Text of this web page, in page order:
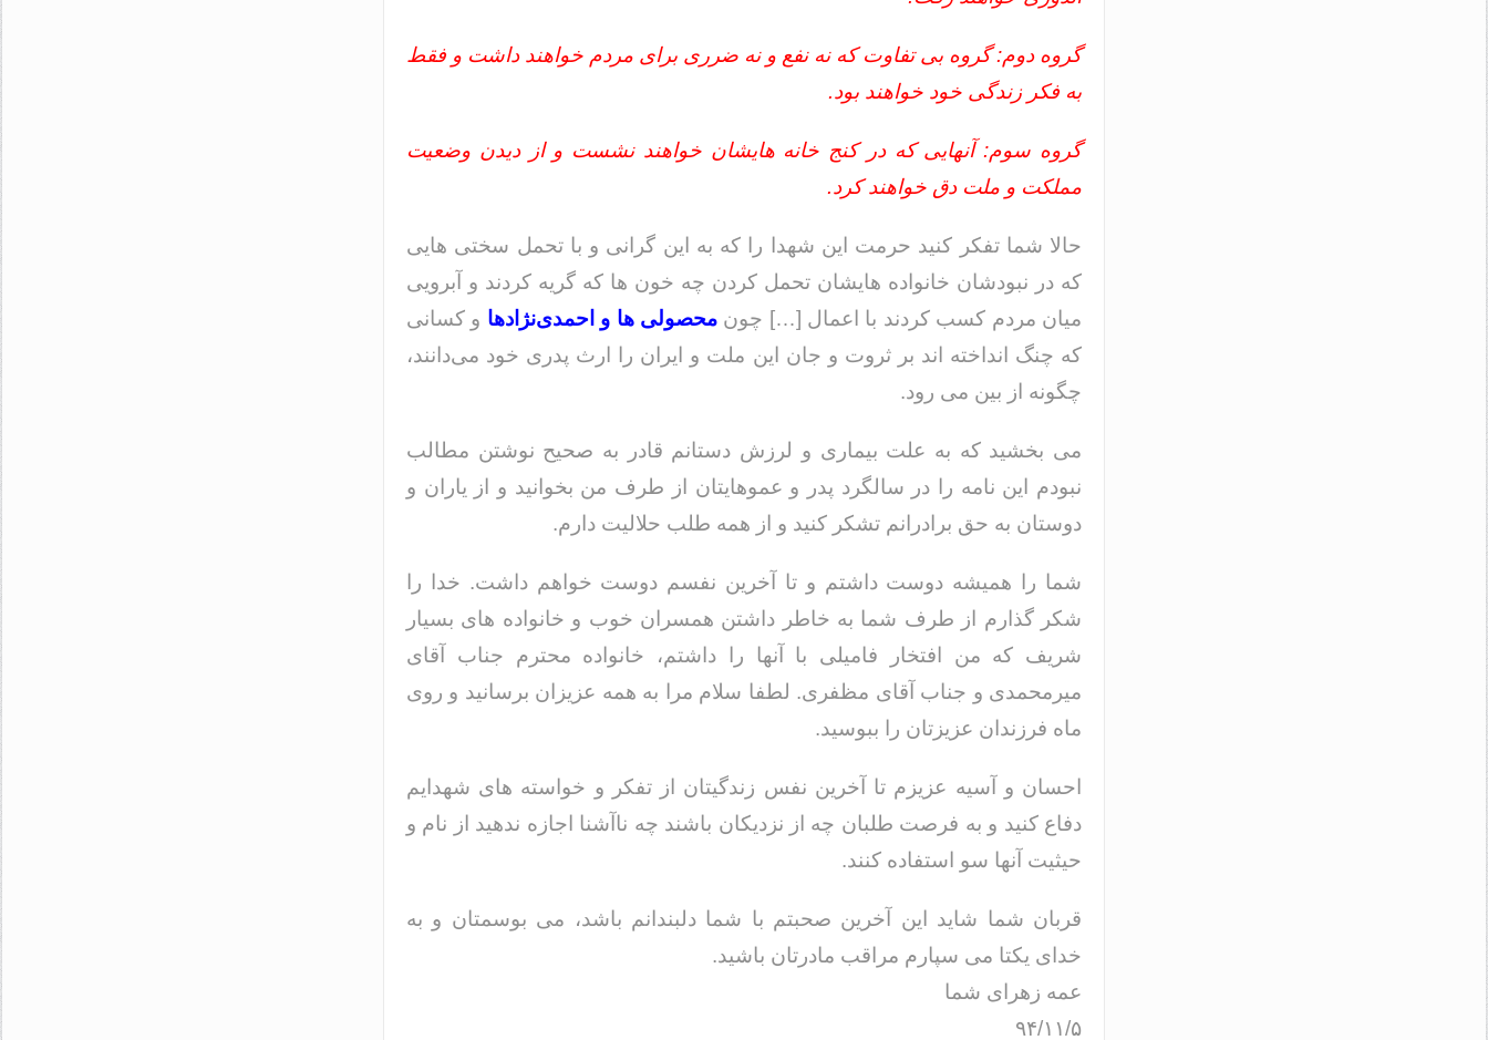
گروه دوم: گروه بی تفاوت که نه نفع و نه ضرری برای مردم خواهند داشت و فقط
به فکر زندگی خود خواهند بود.
گروه سوم: آنهایی که در کنج خانه هایشان خواهند نشست و از دیدن وضعیت
مملکت و ملت دق خواهند کرد.
حالا شما تفکر کنید حرمت این شهدا را که به این گرانی و با تحمل سختی هایی
که در نبودشان خانواده هایشان تحمل کردن چه خون ها که گریه کردند و آبرویی
میان مردم کسب کردند با اعمال […] چونمحصولی ها و احمدی‌نژادها و کسانی
که چنگ انداخته اند بر ثروت و جان این ملت و ایران را ارث پدری خود می‌دانند،
چگونه از بین می رود.
می بخشید که به علت بیماری و لرزش دستانم قادر به صحیح نوشتن مطالب
نبودم این نامه را در سالگرد پدر و عموهایتان از طرف من بخوانید و از یاران و
دوستان به حق برادرانم تشکر کنید و از همه طلب حلالیت دارم.
شما را همیشه دوست داشتم و تا آخرین نفسم دوست خواهم داشت. خدا را
شکر گذارم از طرف شما به خاطر داشتن همسران خوب و خانواده های بسیار
شریف که من افتخار فامیلی با آنها را داشتم، خانواده محترم جناب آقای
میرمحمدی و جناب آقای مظفری. لطفا سلام مرا به همه عزیزان برسانید و روی
ماه فرزندان عزیزتان را ببوسید.
احسان و آسیه عزیزم تا آخرین نفس زندگیتان از تفکر و خواسته های شهدایم
دفاع کنید و به فرصت طلبان چه از نزدیکان باشند چه ناآشنا اجازه ندهید از نام و
حیثیت آنها سو استفاده کنند.
قربان شما شاید این آخرین صحبتم با شما دلبندانم باشد، می بوسمتان و به
خدای یکتا می سپارم مراقب مادرتان باشید.
عمه زهرای شما
۹۴/۱۱/۵